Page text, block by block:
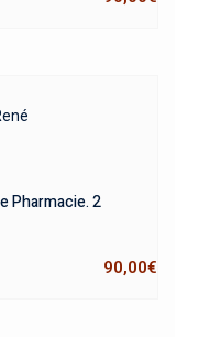
Pharmacie. 2
90,00€